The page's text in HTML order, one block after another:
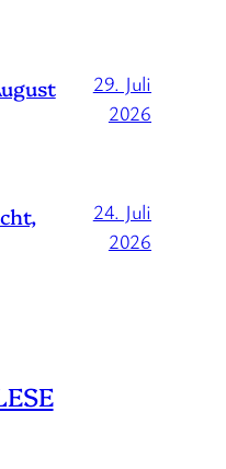
29. Juli
2026
24. Juli
2026